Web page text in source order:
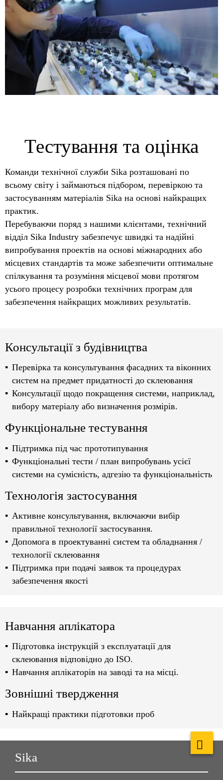
Тестування та оцінка
Команди технічної служби Sika розташовані по
всьому світу і займаються підбором, перевіркою та
застосуванням матеріалів Sika на основі найкращих
практик.
Перебуваючи поряд з нашими клієнтами, технічний
відділ Sika Industry забезпечує швидкі та надійні
випробування проектів на основі міжнародних або
місцевих стандартів та може забезпечити оптимальне
спілкування та розуміння місцевої мови протягом
усього процесу розробки технічних програм для
забезпечення найкращих можливих результатів.
Консультації з будівництва
Перевірка та консультування фасадних та віконних
систем на предмет придатності до склеювання
Консультації щодо покращення системи, наприклад,
вибору матеріалу або визначення розмірів.
Функціональне тестування
Підтримка під час прототипування
Функціональні тести / план випробувань усієї
системи на сумісність, адгезію та функціональність
Технологія застосування
Активне консультування, включаючи вибір
правильної технології застосування.
Допомога в проектуванні систем та обладнання /
технології склеювання
Підтримка при подачі заявок та процедурах
забезпечення якості
Навчання аплікатора
Підготовка інструкцій з експлуатації для
склеювання відповідно до ISO.
Навчання аплікаторів на заводі та на місці.
Зовнішні твердження
Найкращі практики підготовки проб
Sika